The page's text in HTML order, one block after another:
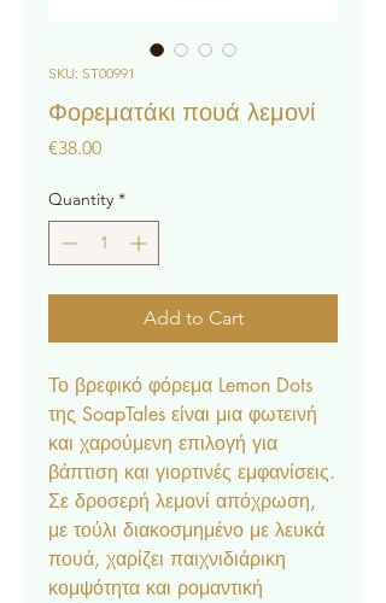
SKU: ST00991
Φορεματάκι πουά λεμονί
€38.00Price
Quantity *
Add to Cart
Το βρεφικό φόρεμα Lemon Dots
της SoapTales είναι μια φωτεινή
και χαρούμενη επιλογή για
βάπτιση και γιορτινές εμφανίσεις.
Σε δροσερή λεμονί απόχρωση,
με τούλι διακοσμημένο με λευκά
πουά, χαρίζει παιχνιδιάρικη
κομψότητα και ρομαντική